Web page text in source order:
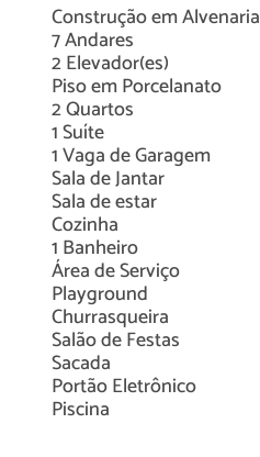
Construção emAlvenaria
7Andares
2Elevador(es)
Piso emPorcelanato
2Quartos
1Suíte
1Vaga de Garagem
Sala de Jantar
Sala de estar
Cozinha
1 Banheiro
Área de Serviço
Playground
Churrasqueira
Salão de Festas
Sacada
Portão Eletrônico
Piscina